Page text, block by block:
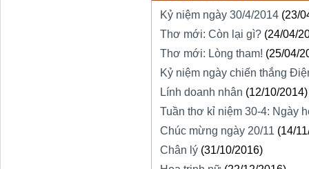
Kỷ niệm ngày 30/4/2014 (23/
Thơ mới: Còn lại gì? (24/04/
Thơ mới: Lòng tham! (25/04/
Kỷ niệm ngày chiến thắng
Lính doanh nhân (12/10/2014)
Tuần thơ kỉ niệm 30-4: Ngày
Chúc mừng ngày 20/11 (14/
Chân lý (31/10/2016)